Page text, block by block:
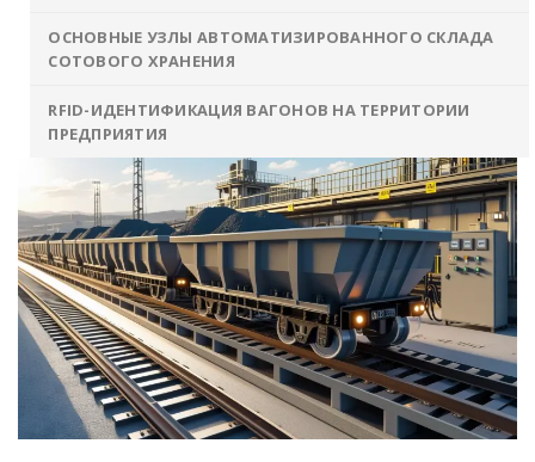
ОСНОВНЫЕ УЗЛЫ АВТОМАТИЗИРОВАННОГО СКЛАДА
СОТОВОГО ХРАНЕНИЯ
RFID-ИДЕНТИФИКАЦИЯ ВАГОНОВ НА ТЕРРИТОРИИ
ПРЕДПРИЯТИЯ